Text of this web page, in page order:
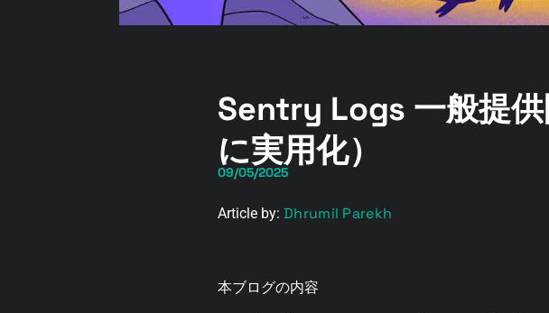
Sentry Logs 一般提
に実用化）
09/05/2025
Article by: Dhrumil Parekh
本ブログの内容